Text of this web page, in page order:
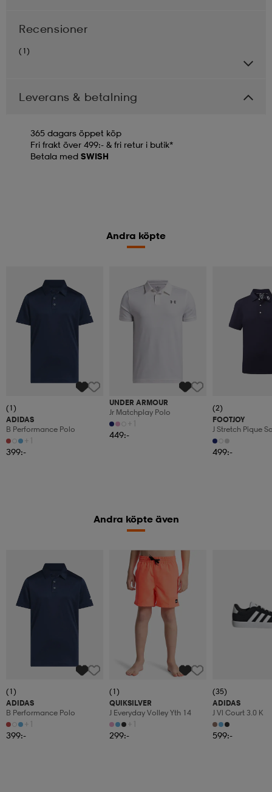
Recensioner
(1)
Leverans & betalning
365 dagars öppet köp
Fri frakt över 499:- & fri retur i butik*
Betala med SWISH
Andra köpte
(1)
ADIDAS
B Performance Polo
+1
399:-
UNDER ARMOUR
Jr Matchplay Polo
+1
449:-
(2)
FOOTJOY
J Stretch Pique
499:-
Andra köpte även
(1)
ADIDAS
B Performance Polo
+1
399:-
(1)
QUIKSILVER
J Everyday Volley Yth 14
+1
299:-
(35)
ADIDAS
J Vl Court 3.0 K
599:-